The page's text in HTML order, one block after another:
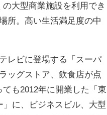
大型商業施設を利用でき
所。高い生活満足度の中
レビに登場する「スーパ
ッグストア、飲食店が点
も2012年に開業した「東
に、ビジネスビル、大型